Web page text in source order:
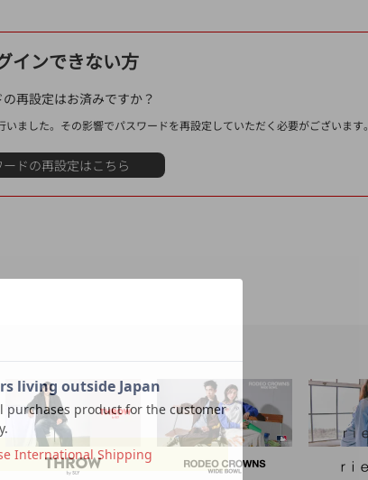
インできない方
再設定はお済みですか？
ました。その影響でパスワードを再設定していただく必要がございます。